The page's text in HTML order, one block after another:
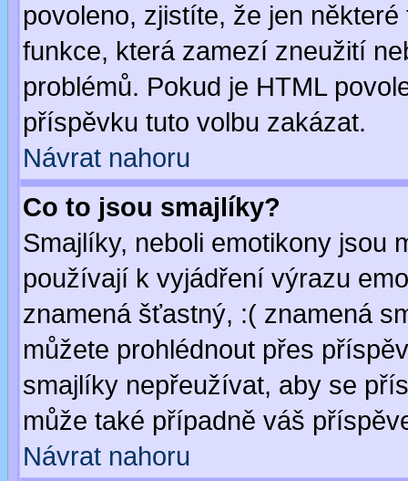
povoleno, zjistíte, že jen
funkce, která zamezí zneužití
problémů. Pokud je HTML
příspěvku tuto volbu zakázat.
Návrat nahoru
Co to jsou smajlíky?
Smajlíky, neboli emotikony jsou
používají k vyjádření výrazu
znamená šťastný, :( znamená
můžete prohlédnout přes
smajlíky nepřeužívat, aby se
může také případně váš
Návrat nahoru